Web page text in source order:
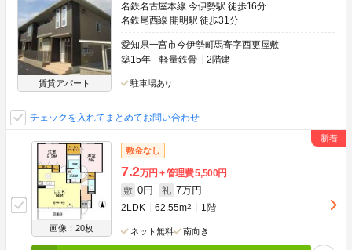
賃貸アパート
名鉄名古屋本線 今伊勢駅 徒歩16分
名鉄尾西線 開明駅 徒歩31分
愛知県一宮市今伊勢町馬寄字西更屋敷
築15年
軽量鉄骨 2階建
駐車場あり
チェックを入れてまとめてお問い合わせ
画像：20枚
敷金なし
7.2万円 管理費5,500円
敷 0円 礼 7万円
2LDK 62.55m2 1階
ネット無料 南向き